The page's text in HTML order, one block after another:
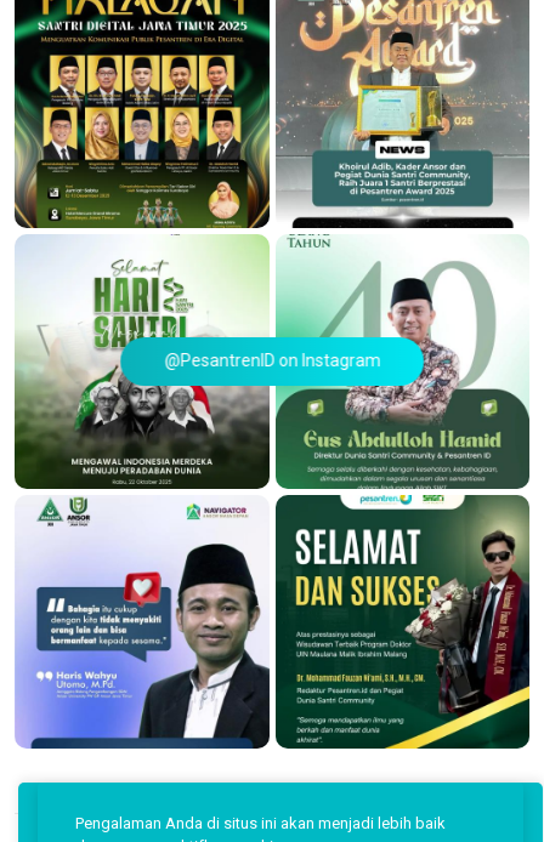
@PesantrenID on Instagram
Pengalaman Anda di situs ini akan menjadi lebih baik